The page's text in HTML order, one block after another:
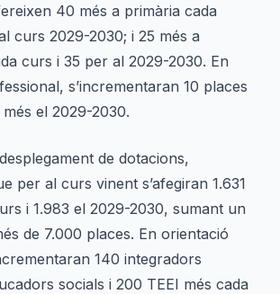
40 més a primària cada
curs 2029-2030; i 25 més a
curs i 35 per al 2029-2030. En
s’incrementaran 10 places
el 2029-2030.
de dotacions,
per al curs vinent s’afegiran 1.631
i 1.983 el 2029-2030, sumant un
de 7.000 places. En orientació
140 integradors
socials i 200 TEEI més cada